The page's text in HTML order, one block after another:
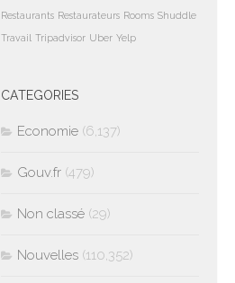
Restaurants Restaurateurs Rooms Shuddle
Travail Tripadvisor Uber Yelp
CATEGORIES
Economie (6,137)
Gouv.fr (479)
Non classé (29)
Nouvelles (110,352)